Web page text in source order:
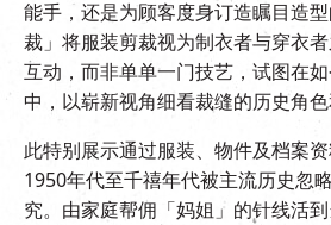
能手，还是为顾客度身订造瞩目造
裁」将服装剪裁视为制衣者与穿衣
互动，而非单单一门技艺，试图在
中，以崭新视角细看裁缝的历史角色
此特别展示通过服装、物件及档案
1950年代至千禧年代被主流历史忽
究。由家庭帮佣「妈姐」的针线活